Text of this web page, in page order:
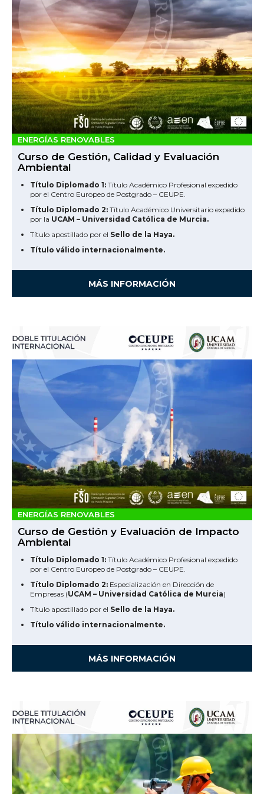
ENERGÍAS RENOVABLES
Curso de Gestión, Calidad y Evaluación
Ambiental
Título Diplomado 1: Título Académico Profesional expedido
por el Centro Europeo de Postgrado – CEUPE.
Título Diplomado 2: Título Académico Universitario expedido
por la UCAM – Universidad Católica de Murcia.
Título apostillado por el Sello de la Haya.
Título válido internacionalmente.
MÁS INFORMACIÓN
ENERGÍAS RENOVABLES
Curso de Gestión y Evaluación de Impacto
Ambiental
Título Diplomado 1: Título Académico Profesional expedido
por el Centro Europeo de Postgrado – CEUPE.
Título Diplomado 2: Especialización en Dirección de
Empresas (UCAM – Universidad Católica de Murcia)
Título apostillado por el Sello de la Haya.
Título válido internacionalmente.
MÁS INFORMACIÓN